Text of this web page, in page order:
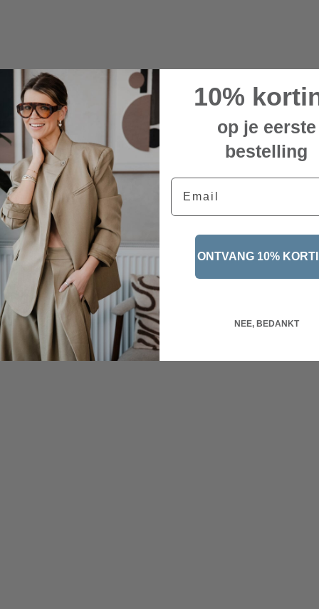
10%
op je eerste
bestelling
Email
ONTVANG 10%
NEE, BEDANKT